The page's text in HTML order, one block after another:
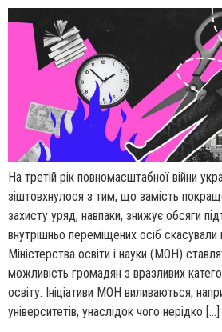
На третій рік повномасштабної війни
зіштовхнулося з тим, що замість
захисту уряд, навпаки, знижує обсяги
внутрішньо переміщених осіб
Міністерства освіти і науки (МОН)
можливість громадян з вразливих
освіту. Ініціативи МОН виливаються,
університетів, унаслідок чого нерідко […]